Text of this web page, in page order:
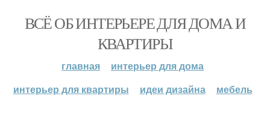
ВСЁ ОБ ИНТЕРЬЕРЕ ДЛЯ ДОМА И
КВАРТИРЫ
главная
интерьер для дома
интерьер для квартиры
идеи дизайна мебель